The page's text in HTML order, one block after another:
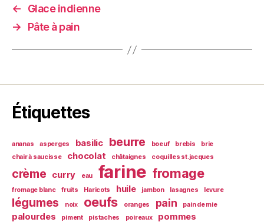
←
Glace indienne
→
Pâte à pain
Étiquettes
ananas asperges basilic beurre boeuf brebis
brie
chair à saucisse
chocolat châtaignes coquilles st.jacques
crème curry eau farine fromage
fromage blanc fruits Haricots huile jambon lasagnes levure
légumes noix oeufs oranges pain pain de mie
palourdes piment pistaches poireaux pommes